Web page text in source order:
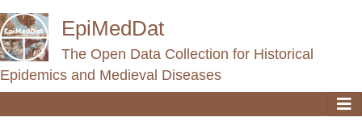
EpiMedDat
The Open Data Collection for Historical
Epidemics and Medieval Diseases